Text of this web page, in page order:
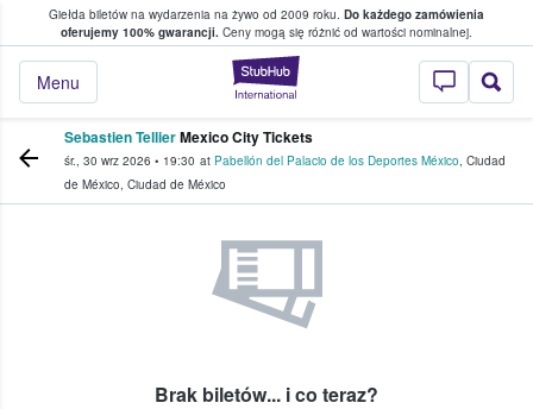
Giełda biletów na wydarzenia na żywo od 2009 roku. Do każdego zamówienia
oferujemy 100% gwarancji. Ceny mogą się różnić od wartości nominalnej.
StubHub —
Menu
w którym fani i kibice kupują i
Sebastien TellierMexico City Tickets
śr., 30 wrz 2026 • 19:30 at Pabellón del Palacio de los Deportes México, Ciudad
de México, Ciudad de México
Brak biletów... i co teraz?